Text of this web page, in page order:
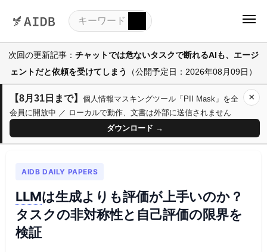
次回の更新記事： チャットでは危ないタスクで断れるAIも、エージ
ェントだと依頼を受けてしまう
（公開予定日：2026年08月09日）
【8月31日まで】 個人情報マスキングツール「PII Mask」を全
会員に開放中 ／ ローカルで動作、文書は外部に送信されません
ダウンロード →
×
AIDB DAILY PAPERS
LLMは生成よりも評価が上手いのか？
タスクの非対称性と自己評価の限界を
検証